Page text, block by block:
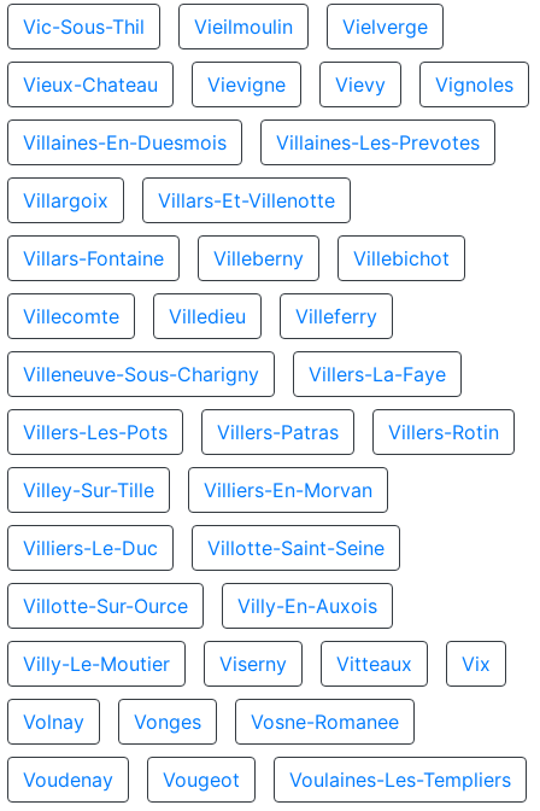
Vic-Sous-Thil Vieilmoulin Vielverge
Vieux-Chateau Vievigne Vievy Vignoles
Villaines-En-Duesmois Villaines-Les-Prevotes
Villargoix Villars-Et-Villenotte
Villars-Fontaine Villeberny Villebichot
Villecomte Villedieu Villeferry
Villeneuve-Sous-Charigny Villers-La-Faye
Villers-Les-Pots Villers-Patras Villers-Rotin
Villey-Sur-Tille Villiers-En-Morvan
Villiers-Le-Duc Villotte-Saint-Seine
Villotte-Sur-Ource Villy-En-Auxois
Villy-Le-Moutier Viserny Vitteaux Vix
Volnay Vonges Vosne-Romanee
Voudenay Vougeot Voulaines-Les-Templiers